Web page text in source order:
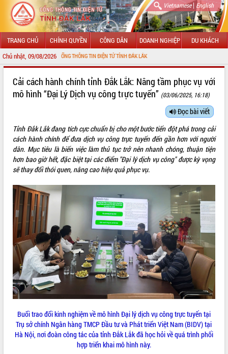
Vietnamese| English
TRANG CHỦ CHÍNH QUYỀN CÔNG DÂN DOANH NGHIỆP DU KHÁCH
Chủ nhật, 09/08/2026
VỚI CỔNG THÔNG TIN ĐIỆN TỬ TỈNH ĐẮK LẮK
LÃNH ĐẠO UBND TỈNH
SỞ, BAN, NGÀNH
UBND CÁC XÃ, PHƯỜNG
HỆ THỐNG VĂN BẢN
VĂN BẢN HĐND TỈNH
ĐIỂM TIN VĂN BẢN
QUY HOẠCH - KẾ HOẠCH
Cải cách hành chính tỉnh Đắk Lắk: Nâng tầm phục vụ với
mô hình “Đại Lý Dịch vụ công trực tuyến” (03/06/2025, 16:18)
Đọc bài viết
Tỉnh Đắk Lắk đang tích cực chuẩn bị cho một bước tiến đột phá trong cải
cách hành chính để đưa dịch vụ công trực tuyến đến gần hơn với người
dân. Mục tiêu là biến việc làm thủ tục trở nên nhanh chóng, thuận tiện
hơn bao giờ hết, đặc biệt tại các điểm "Đại lý dịch vụ công" được kỳ vọng
sẽ thay đổi thói quen, nâng cao hiệu quả phục vụ.
Buổi trao đổi kinh nghiệm về mô hình Đại lý dịch vụ công trực tuyến tại
Trụ sở chính Ngân hàng TMCP Đầu tư và Phát triển Việt Nam (BIDV) tại
Hà Nội, nơi đoàn công tác của tỉnh Đắk Lắk đã học hỏi về quá trình phối
hợp triển khai mô hình này.